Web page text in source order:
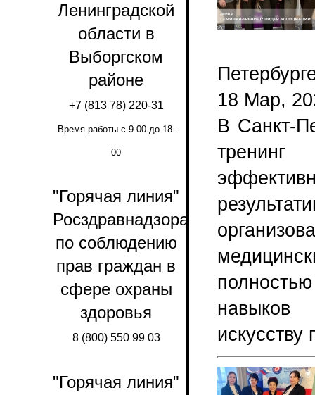
Ленинградской
области в
Выборгском
районе
+7 (813 78) 220-31
Время работы с 9-00 до 18-
00
"Горячая линия"
Росздравнадзора
по соблюдению
прав граждан в
сфере охраны
здоровья
8 (800) 550 99 03
"Горячая линия"
18 Мар,
В Санкт-
навыков